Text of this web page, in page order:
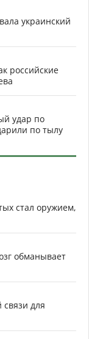
украинский
российские
удар по
по тылу
стал оружием,
обманывает
связи для